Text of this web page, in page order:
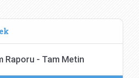
Raporu - Tam Metin